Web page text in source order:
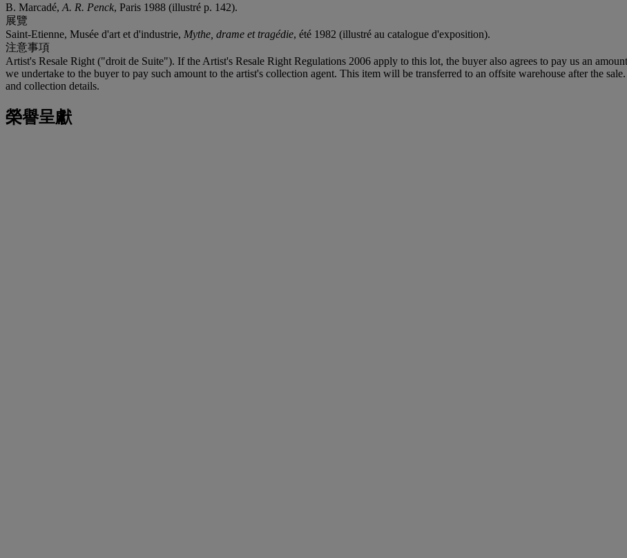
B. Marcadé, A. R. Penck, Paris 1988 (illustré p. 142).
展覽
Saint-Etienne, Musée d'art et d'industrie, Mythe, drame et tragédie, été 1982 (illustré au catalogue d'exposition).
注意事項
Artist's Resale Right ("droit de Suite"). If the Artist's Resale Right Regulations 2006 apply to this lot, the buyer also agrees to pay us an
we undertake to the buyer to pay such amount to the artist's collection agent. This item will be transferred to an offsite warehouse after the
and collection details.
榮譽呈獻